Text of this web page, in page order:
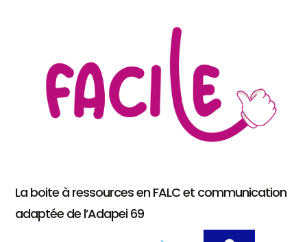
La boite à ressources en FALC et communication
adaptée de l’Adapei 69